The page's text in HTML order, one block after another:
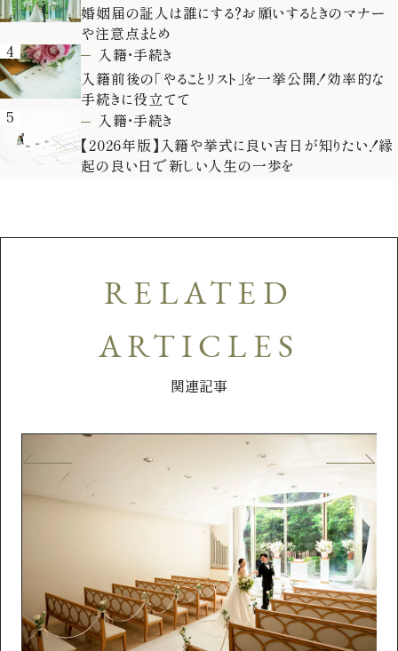
婚姻届の証人は誰にする？お願いするときのマナー
や注意点まとめ
4
入籍・手続き
入籍前後の「やることリスト」を一挙公開！効率的な
手続きに役立てて
5
入籍・手続き
【2026年版】入籍や挙式に良い吉日が知りたい！縁
起の良い日で新しい人生の一歩を
関連記事
RELATED
ARTICLES